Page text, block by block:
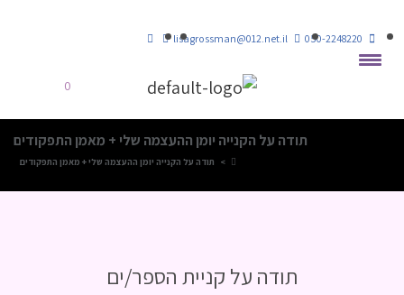
050-2248220
lisagrossman@012.net.il
0
תודה על הקנייה יומן ההעצמה שלי + מאמן התפקודים
> תודה על הקנייה יומן ההעצמה שלי + מאמן התפקודים
תודה על קניית הספר/ים